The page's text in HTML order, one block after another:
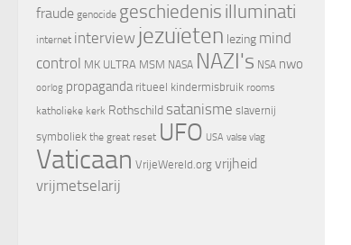
fraude genocide geschiedenis illuminati
internet interview jezuïeten lezing mind
control MK ULTRA MSM NASA NAZI's NSA nwo
oorlog propaganda ritueel kindermisbruik rooms
katholieke kerk Rothschild satanisme slavernij
symboliek the great reset UFO USA valse vlag
Vaticaan VrijeWereld.org vrijheid
vrijmetselarij